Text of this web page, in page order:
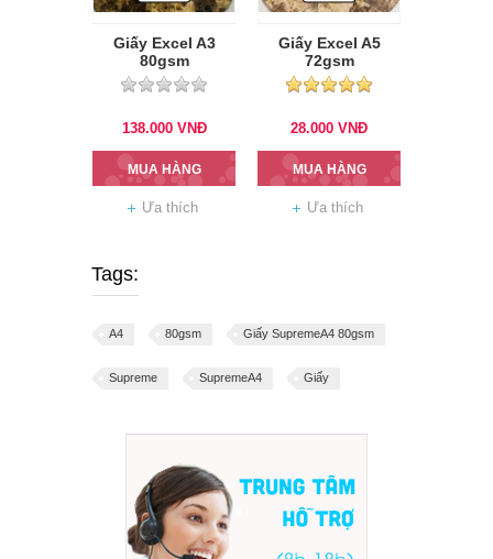
Giấy Excel A3
80gsm
138.000 VNĐ
MUA HÀNG
Ưa thích
Giấy Excel A5
72gsm
28.000 VNĐ
MUA HÀNG
Ưa thích
Tags:
A4 80gsm Giấy SupremeA4 80gsm
Supreme SupremeA4 Giấy